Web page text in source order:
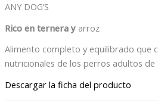
ANY DOG’S
Rico en ternera yarroz
Alimento completo y equilibrado que
nutricionales de los perros adultos de
Descargar la ficha del producto